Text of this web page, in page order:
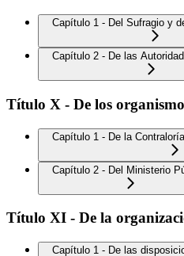
Capítulo 1 - Del Sufragio y
Capítulo 2 - De las
Título X - De los
Capítulo 1 - De la
Capítulo 2 - Del Ministerio
Título XI - De la
Capítulo 1 - De las